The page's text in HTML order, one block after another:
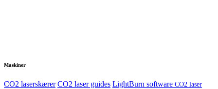
Maskiner
CO2 laserskærer CO2 laser guides LightBurn software CO2 laser